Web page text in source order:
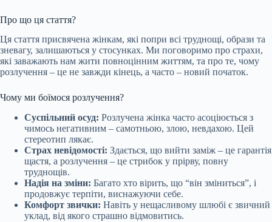
Про що ця стаття?
Ця стаття присвячена жінкам, які попри всі труднощі, образи та
зневагу, залишаються у стосунках. Ми поговоримо про страхи,
які заважають нам жити повноцінним життям, та про те, чому
розлучення – це не завжди кінець, а часто – новий початок.
Чому ми боїмося розлучення?
Суспільний осуд: Розлучена жінка часто асоціюється з
чимось негативним – самотньою, злою, невдахою. Цей
стереотип лякає.
Страх невідомості: Здається, що вийти заміж – це гарантія
щастя, а розлучення – це стрибок у прірву, повну
труднощів.
Надія на зміни: Багато хто вірить, що “він зміниться”, і
продовжує терпіти, виснажуючи себе.
Комфорт звички: Навіть у нещасливому шлюбі є звичний
уклад, від якого страшно відмовитись.